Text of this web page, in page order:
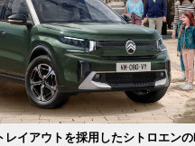
レイアウトを採用したシトロエン